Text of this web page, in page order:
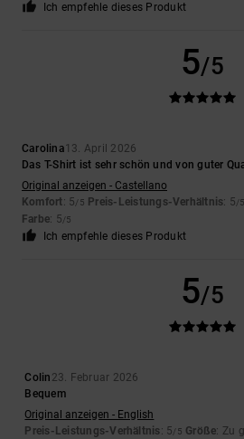
Ich empfehle dieses Produkt
5/5
Carolina13. April 2026
Das T-Shirt ist sehr schön und von guter
Original anzeigen - Castellano
Komfort: 5/5 Preis-Leistungs-Verhältnis: 5/5
Farbe: 5/5
Ich empfehle dieses Produkt
5/5
Colin 23. Februar 2026
Bequem
Original anzeigen - English
Preis-Leistungs-Verhältnis: 5/5 Größe: Zu